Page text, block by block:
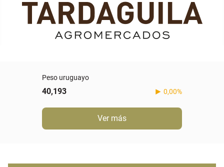
Peso uruguayo
40,193 0,00%
Ver más